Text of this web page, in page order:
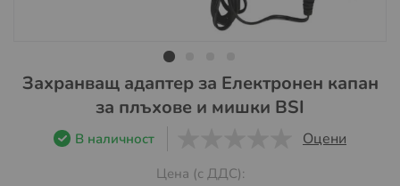
Преминете
Захранващ адаптер за Електронен капан
за плъхове и мишки BSI
В наличност Оцени
Цена (с ДДС):